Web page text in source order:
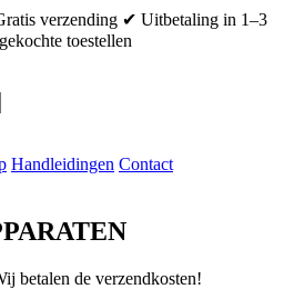
verzending ✔ Uitbetaling in 1–3
toestellen
Handleidingen Contact
betalen de verzendkosten!